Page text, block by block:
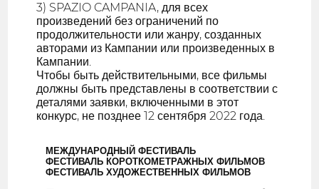
3) SPAZIO CAMPANIA, для всех
произведений без ограничений по
продолжительности или жанру, созданных
авторами из Кампании или произведенных в
Кампании.
Чтобы быть действительными, все фильмы
должны быть представлены в соответствии с
деталями заявки, включенными в этот
конкурс, не позднее 12 сентября 2022 года.
МЕЖДУНАРОДНЫЙ ФЕСТИВАЛЬ
ФЕСТИВАЛЬ КОРОТКОМЕТРАЖНЫХ ФИЛЬМОВ
ФЕСТИВАЛЬ ХУДОЖЕСТВЕННЫХ ФИЛЬМОВ